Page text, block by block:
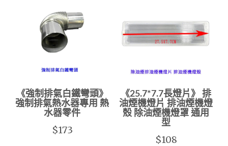
《強制排氣白鐵彎頭》
強制排氣熱水器專用 熱
水器零件
$173
《25.7*7.7長燈片》 排
油煙機燈片 排油煙機燈
殼 除油煙機燈罩 通用
型
$108